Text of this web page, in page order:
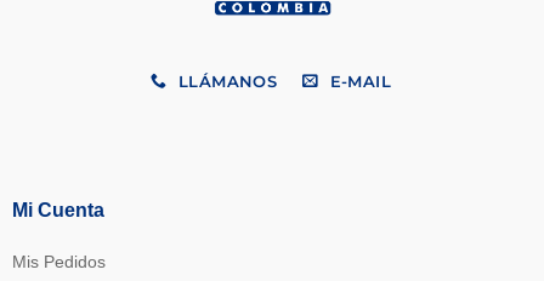
LLÁMANOS E-MAIL
Mi Cuenta
Mis Pedidos